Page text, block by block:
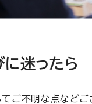
迷ったら
ご不明な点などご